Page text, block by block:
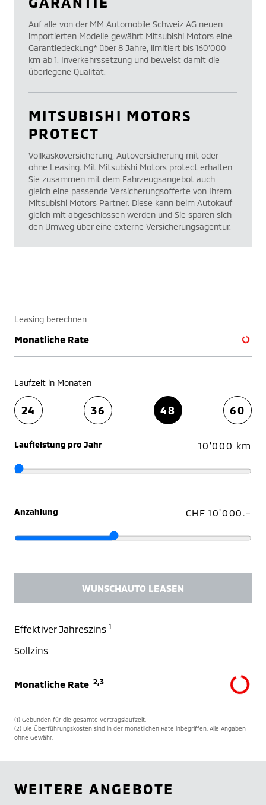
Auf alle von der MM Automobile Schweiz AG neuen
importierten Modelle gewährt Mitsubishi Motors eine
Garantiedeckung* über 8 Jahre, limitiert bis 160’000
km ab 1. Inverkehrssetzung und beweist damit die
überlegene Qualität.
MITSUBISHI MOTORS
PROTECT
Vollkaskoversicherung, Autoversicherung mit oder
ohne Leasing. Mit Mitsubishi Motors protect erhalten
Sie zusammen mit dem Fahrzeugsangebot auch
gleich eine passende Versicherungsofferte von Ihrem
Mitsubishi Motors Partner. Diese kann beim Autokauf
gleich mit abgeschlossen werden und Sie sparen sich
den Umweg über eine externe Versicherungsagentur.
Leasing berechnen
Monatliche Rate
Laufzeit in Monaten
24 36 48 60
Laufleistung pro Jahr 10'000 km
Anzahlung CHF 10'000.–
WUNSCHAUTO LEASEN
Effektiver Jahreszins 1
Sollzins
Monatliche Rate 2,3
(1) Gebunden für die gesamte Vertragslaufzeit.
(2) Die Überführungskosten sind in der monatlichen Rate inbegriffen. Alle Angaben
ohne Gewähr.
WEITERE ANGEBOTE